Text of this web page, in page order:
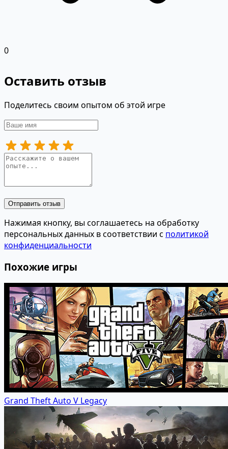
0
Оставить отзыв
Поделитесь своим опытом об этой игре
Отправить отзыв
Нажимая кнопку, вы соглашаетесь на обработку
персональных данных в соответствии с политикой
конфиденциальности
Похожие игры
Grand Theft Auto V Legacy